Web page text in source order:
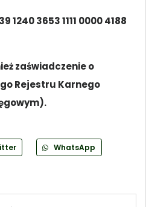
1240 3653 1111 0000 4188
zaświadczenie o
Rejestru Karnego
WhatsApp